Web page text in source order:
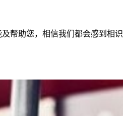
帮助您，相信我们都会感到相